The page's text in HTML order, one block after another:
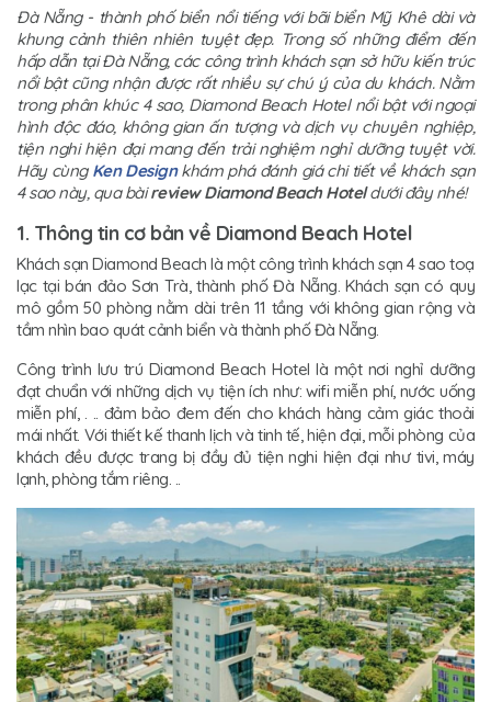
Đà Nẵng - thành phố biển nổi tiếng với bãi biển Mỹ Khê dài và
khung cảnh thiên nhiên tuyệt đẹp. Trong số những điểm đến
hấp dẫn tại Đà Nẵng, các công trình khách sạn sở hữu kiến trúc
nổi bật cũng nhận được rất nhiều sự chú ý của du khách. Nằm
trong phân khúc 4 sao, Diamond Beach Hotel nổi bật với ngoại
hình độc đáo, không gian ấn tượng và dịch vụ chuyên nghiệp,
tiện nghi hiện đại mang đến trải nghiệm nghỉ dưỡng tuyệt vời.
Hãy cùng Ken Designkhám phá đánh giá chi tiết về khách sạn
4 sao này, qua bàireview Diamond Beach Hoteldưới đây nhé!
1. Thông tin cơ bản về Diamond Beach Hotel
Khách sạn Diamond Beach là một công trình khách sạn 4 sao toạ
lạc tại bán đảo Sơn Trà, thành phố Đà Nẵng. Khách sạn có quy
mô gồm 50 phòng nằm dài trên 11 tầng với không gian rộng và
tầm nhìn bao quát cảnh biển và thành phố Đà Nẵng.
Công trình lưu trú Diamond Beach Hotel là một nơi nghỉ dưỡng
đạt chuẩn với những dịch vụ tiện ích như: wifi miễn phí, nước uống
miễn phí, . .. đảm bảo đem đến cho khách hàng cảm giác thoải
mái nhất. Với thiết kế thanh lịch và tinh tế, hiện đại, mỗi phòng của
khách đều được trang bị đầy đủ tiện nghi hiện đại như tivi, máy
lạnh, phòng tắm riêng. ..